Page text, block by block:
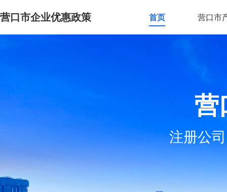
营口市企业优惠政策 首页 营口市
营
注册公